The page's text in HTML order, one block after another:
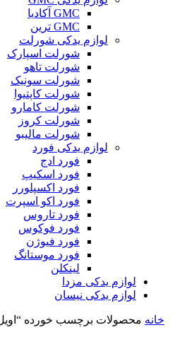
GMC آکادیا
GMC ترین
لوازم یدکی شورلت
شورلت اسپارک
شورلت تاهو
شورلت سونیک
شورلت کاپتیوا
شورلت کامارو
شورلت کروز
شورلت مالیبو
لوازم یدکی فورد
فورد ادج
فورد اسکیپ
فورد اکسپلورر
فورد اکو اسپرت
فورد تاروس
فورد فوکوس
فورد فیوژن
فورد موستانگ
لینکلن
لوازم یدکی مزدا
لوازم یدکی نیسان
خانه محصولات برچسب خورده